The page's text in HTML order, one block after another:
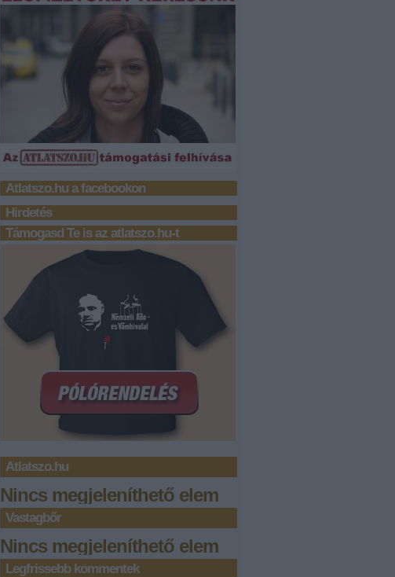
Atlatszo.hu a facebookon
Hirdetés
Támogasd Te is az atlatszo.hu-t
Atlatszo.hu
Nincs megjeleníthető elem
Vastagbőr
Nincs megjeleníthető elem
Legfrissebb kommentek